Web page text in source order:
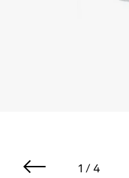
1 / 4